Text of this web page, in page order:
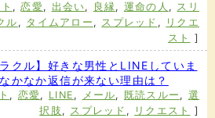
,恋愛, 出会い, 良縁, 運命の人 , スリ
ル , タイムアロー , スプレッド ,
リクエ
スト
]
ラクル】好きな男性とLINEしていま
かなか返信が来ない理由は？
, 恋愛, LINE , メール, 既読スルー , 選
択肢 , スプレッド , リクエスト ]